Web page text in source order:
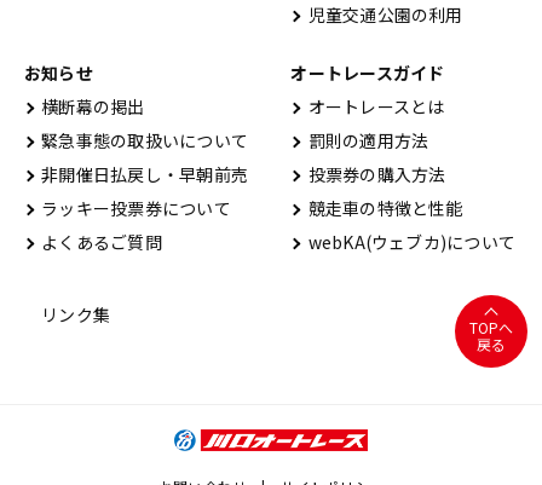
児童交通公園の利用
お知らせ
横断幕の掲出
緊急事態の取扱いについて
非開催日払戻し・早朝前売
ラッキー投票券について
よくあるご質問
リンク集
オートレースガイド
オートレースとは
罰則の適用方法
投票券の購入方法
競走車の特徴と性能
webKA(ウェブカ)について
TOPへ
戻る